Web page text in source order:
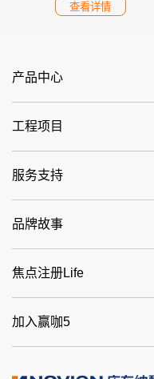
查看详情
产品中心
工程项目
服务支持
品牌故事
焦点注册Life
加入赢咖5